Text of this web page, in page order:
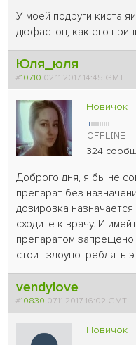
У моей подруги киста
дюфастон, как его
Юля_юля
#10710 02.11.2017 14:45 GMT
Новичок
324
Доброго дня, я бы не
препарат без
дозировка
сходите к врачу. И
препаратом запрещено
стоит злоупотреблять
vendylove
#10830 07.11.2017 16:02 GMT
Новичок